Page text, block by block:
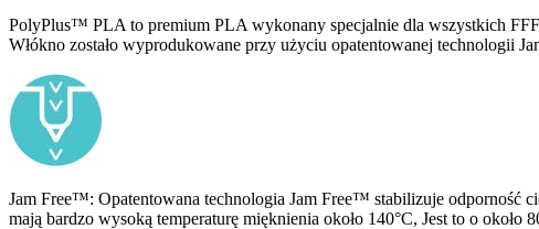
PolyPlus™ PLA to premium PLA wykonany specjalnie dla wszystkich
Włókno zostało wyprodukowane przy użyciu opatentowanej technologii
Jam Free™: Opatentowana technologia Jam Free™ stabilizuje
mają bardzo wysoką temperaturę mięknienia około 140°C, Jest to o